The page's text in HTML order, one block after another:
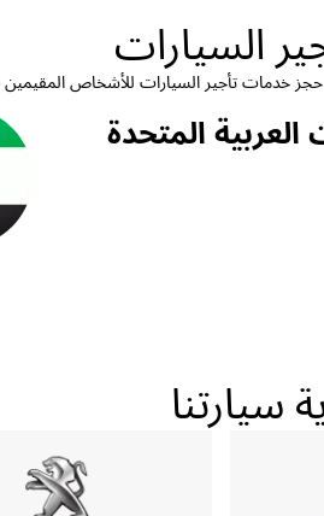
السيارات
حجز خدمات تأجير السيارات للأشخاص المقيمين
المتحدة
سيارتنا